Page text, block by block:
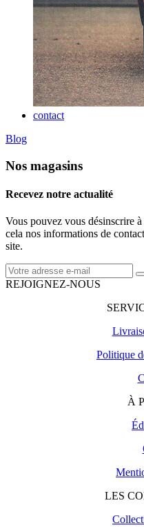
contact
Blog
Nos magasins
Recevez notre actualité
Vous pouvez vous désinscrire
cela nos informations de
site.
REJOIGNEZ-NOUS
Politique
À
LES